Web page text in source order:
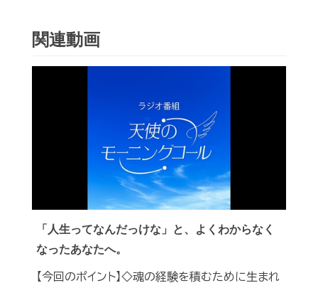
関連動画
「人生ってなんだっけな」と、よくわからなく
なったあなたへ。
【今回のポイント】◇魂の経験を積むために生まれ